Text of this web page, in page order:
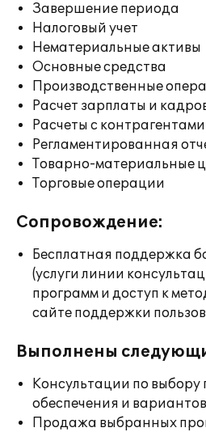
Завершение периода
Налоговый учет
Нематериальные активы
Основные средства
Производственные
Расчет зарплаты и
Расчеты с контрагентами
Регламентированная
Товарно-материальные
Торговые операции
Сопровождение:
Бесплатная поддержка
(услуги линии
программ и доступ к
сайте поддержки
Выполнены
Консультации по выбору
обеспечения и
Продажа выбранных